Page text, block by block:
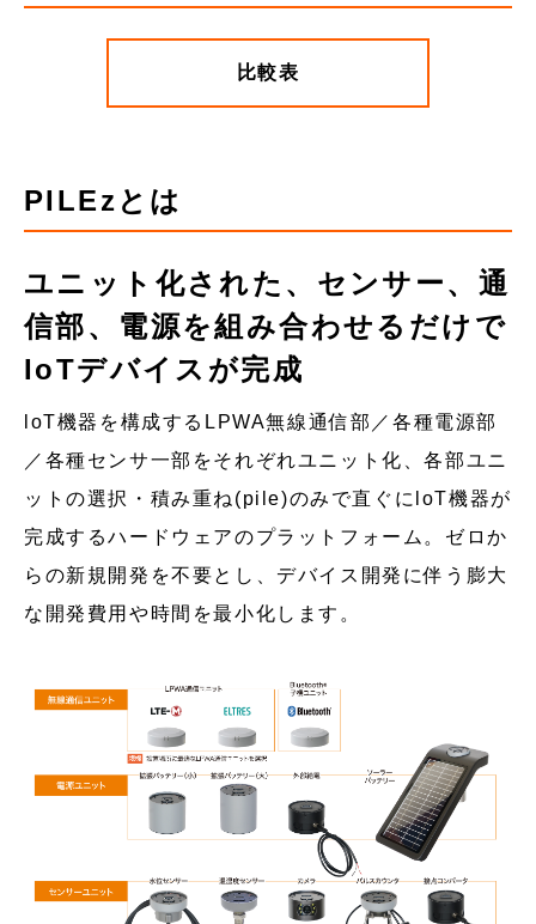
比較表
PILEzとは
ユニット化された、センサー、通
信部、電源を組み合わせるだけで
IoTデバイスが完成
loT機器を構成するLPWA無線通信部／各種電源部
／各種センサ一部をそれぞれユニット化、各部ユニ
ットの選択・積み重ね(pile)のみで直ぐにloT機器が
完成するハードウェアのプラットフォーム。ゼロか
らの新規開発を不要とし、デバイス開発に伴う膨大
な開発費用や時間を最小化します。